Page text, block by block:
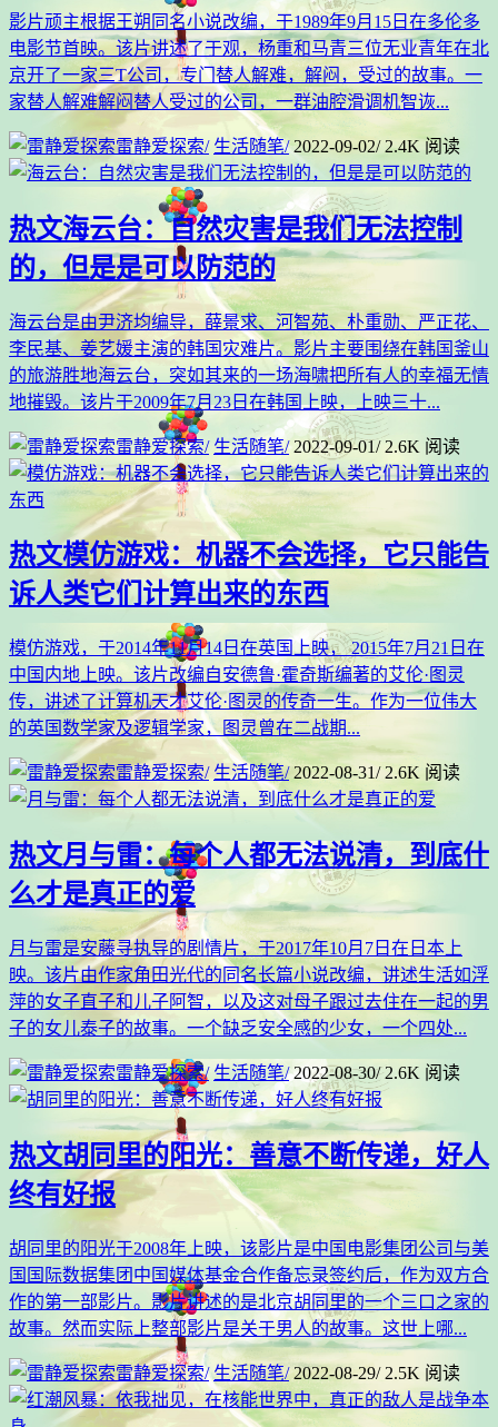
影片顽主根据王朔同名小说改编，于1989年9月15日在多伦多
电影节首映。该片讲述了于观，杨重和马青三位无业青年在北
京开了一家三T公司，专门替人解难，解闷，受过的故事。一
家替人解难解闷替人受过的公司，一群油腔滑调机智诙...
雷静爱探索/ 生活随笔/ 2022-09-02/ 2.4K 阅读
热文海云台：自然灾害是我们无法控制
的，但是是可以防范的
海云台是由尹济均编导，薛景求、河智苑、朴重勋、严正花、
李民基、姜艺媛主演的韩国灾难片。影片主要围绕在韩国釜山
的旅游胜地海云台，突如其来的一场海啸把所有人的幸福无情
地摧毁。该片于2009年7月23日在韩国上映，上映三十...
雷静爱探索/ 生活随笔/ 2022-09-01/ 2.6K 阅读
热文模仿游戏：机器不会选择，它只能告
诉人类它们计算出来的东西
模仿游戏，于2014年11月14日在英国上映， 2015年7月21日在
中国内地上映。该片改编自安德鲁·霍奇斯编著的艾伦·图灵
传，讲述了计算机天才艾伦·图灵的传奇一生。作为一位伟大
的英国数学家及逻辑学家，图灵曾在二战期...
雷静爱探索/ 生活随笔/ 2022-08-31/ 2.6K 阅读
热文月与雷：每个人都无法说清，到底什
么才是真正的爱
月与雷是安藤寻执导的剧情片，于2017年10月7日在日本上
映。该片由作家角田光代的同名长篇小说改编，讲述生活如浮
萍的女子直子和儿子阿智，以及这对母子跟过去住在一起的男
子的女儿泰子的故事。一个缺乏安全感的少女，一个四处...
雷静爱探索/ 生活随笔/ 2022-08-30/ 2.6K 阅读
热文胡同里的阳光：善意不断传递，好人
终有好报
胡同里的阳光于2008年上映，该影片是中国电影集团公司与美
国国际数据集团中国媒体基金合作备忘录签约后，作为双方合
作的第一部影片。影片讲述的是北京胡同里的一个三口之家的
故事。然而实际上整部影片是关于男人的故事。这世上哪...
雷静爱探索/ 生活随笔/ 2022-08-29/ 2.5K 阅读